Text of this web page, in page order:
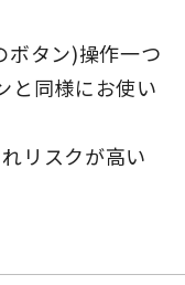
タン)操作一つ
と同様にお使い
リスクが高い